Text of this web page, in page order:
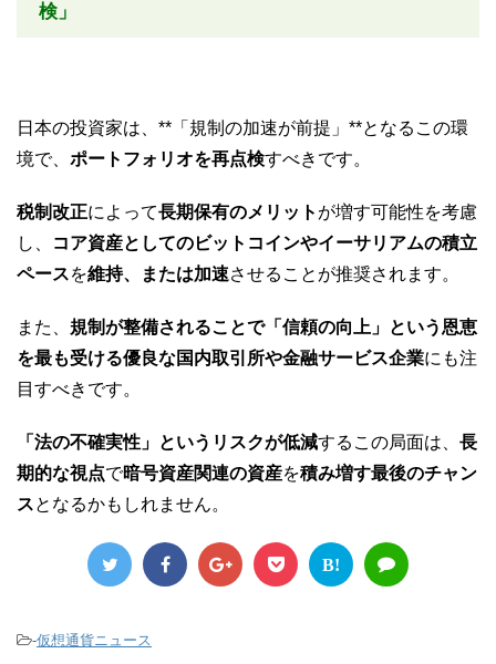
検」
日本の投資家は、**「規制の加速が前提」**となるこの環
境で、 ポートフォリオを再点検すべきです。
税制改正によって長期保有のメリット が増す可能性を考慮
し、
コア資産としてのビットコインやイーサリアムの積立
ペースを維持、または加速させることが推奨されます。
また、 規制が整備されることで「信頼の向上」という恩恵
を最も受ける優良な国内取引所や金融サービス企業にも注
目すべきです。
「法の不確実性」というリスクが低減するこの局面は、 長
期的な視点で暗号資産関連の資産を積み増す最後のチャン
スとなるかもしれません。
B!
-仮想通貨ニュース